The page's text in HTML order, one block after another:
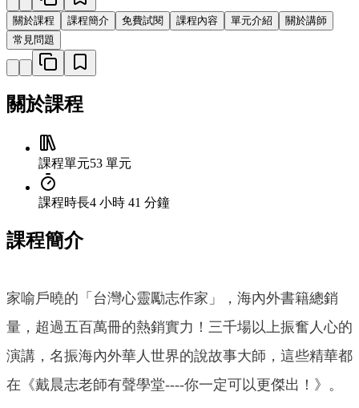
關於課程 課程簡介 免費試閱 課程內容 單元介紹
關於講師
常見問題
關於課程
課程單元53 單元
課程時長4 小時 41 分鐘
課程簡介
家喻戶曉的「台灣心靈勵志作家」，海內外書籍總銷
量，超過五百萬冊的熱銷實力！三千場以上振奮人心的
演講，名振海內外華人世界的說故事大師，這些精華都
在《戴晨志老師有聲學堂----你一定可以更傑出！》。